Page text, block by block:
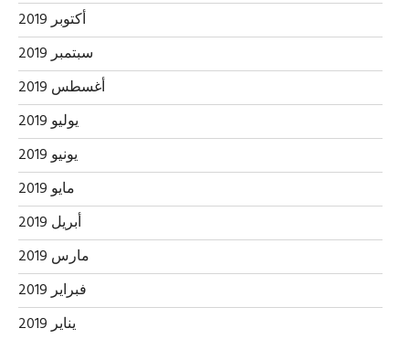
أكتوبر 2019
سبتمبر 2019
أغسطس 2019
يوليو 2019
يونيو 2019
مايو 2019
أبريل 2019
مارس 2019
فبراير 2019
يناير 2019